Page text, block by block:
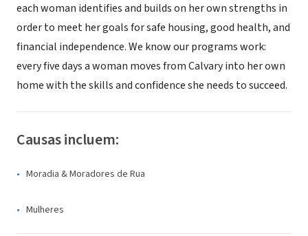
each woman identifies and builds on her own strengths in
order to meet her goals for safe housing, good health, and
financial independence. We know our programs work:
every five days a woman moves from Calvary into her own
home with the skills and confidence she needs to succeed.
Causas incluem:
Moradia & Moradores de Rua
Mulheres